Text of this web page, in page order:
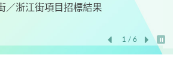
／浙江街項目招標結果
1 / 6
開始/